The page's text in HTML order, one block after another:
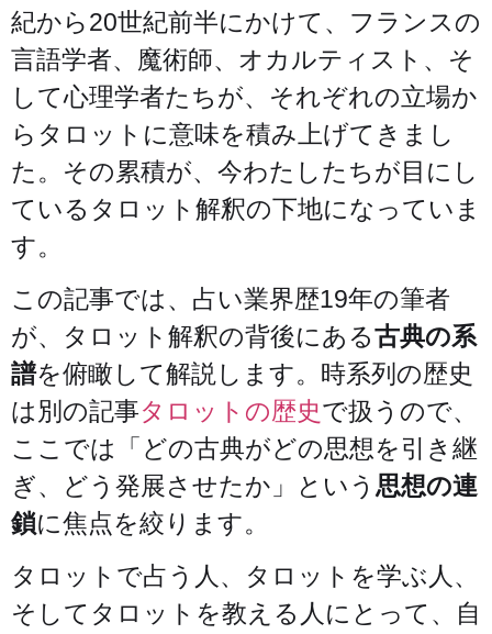
紀から20世紀前半にかけて、フランスの
言語学者、魔術師、オカルティスト、そ
して心理学者たちが、それぞれの立場か
らタロットに意味を積み上げてきまし
た。その累積が、今わたしたちが目にし
ているタロット解釈の下地になっていま
す。
この記事では、占い業界歴19年の筆者
が、タロット解釈の背後にある古典の系
譜を俯瞰して解説します。時系列の歴史
は別の記事タロットの歴史で扱うので、
ここでは「どの古典がどの思想を引き継
ぎ、どう発展させたか」という 思想の連
鎖に焦点を絞ります。
タロットで占う人、タロットを学ぶ人、
そしてタロットを教える人にとって、自